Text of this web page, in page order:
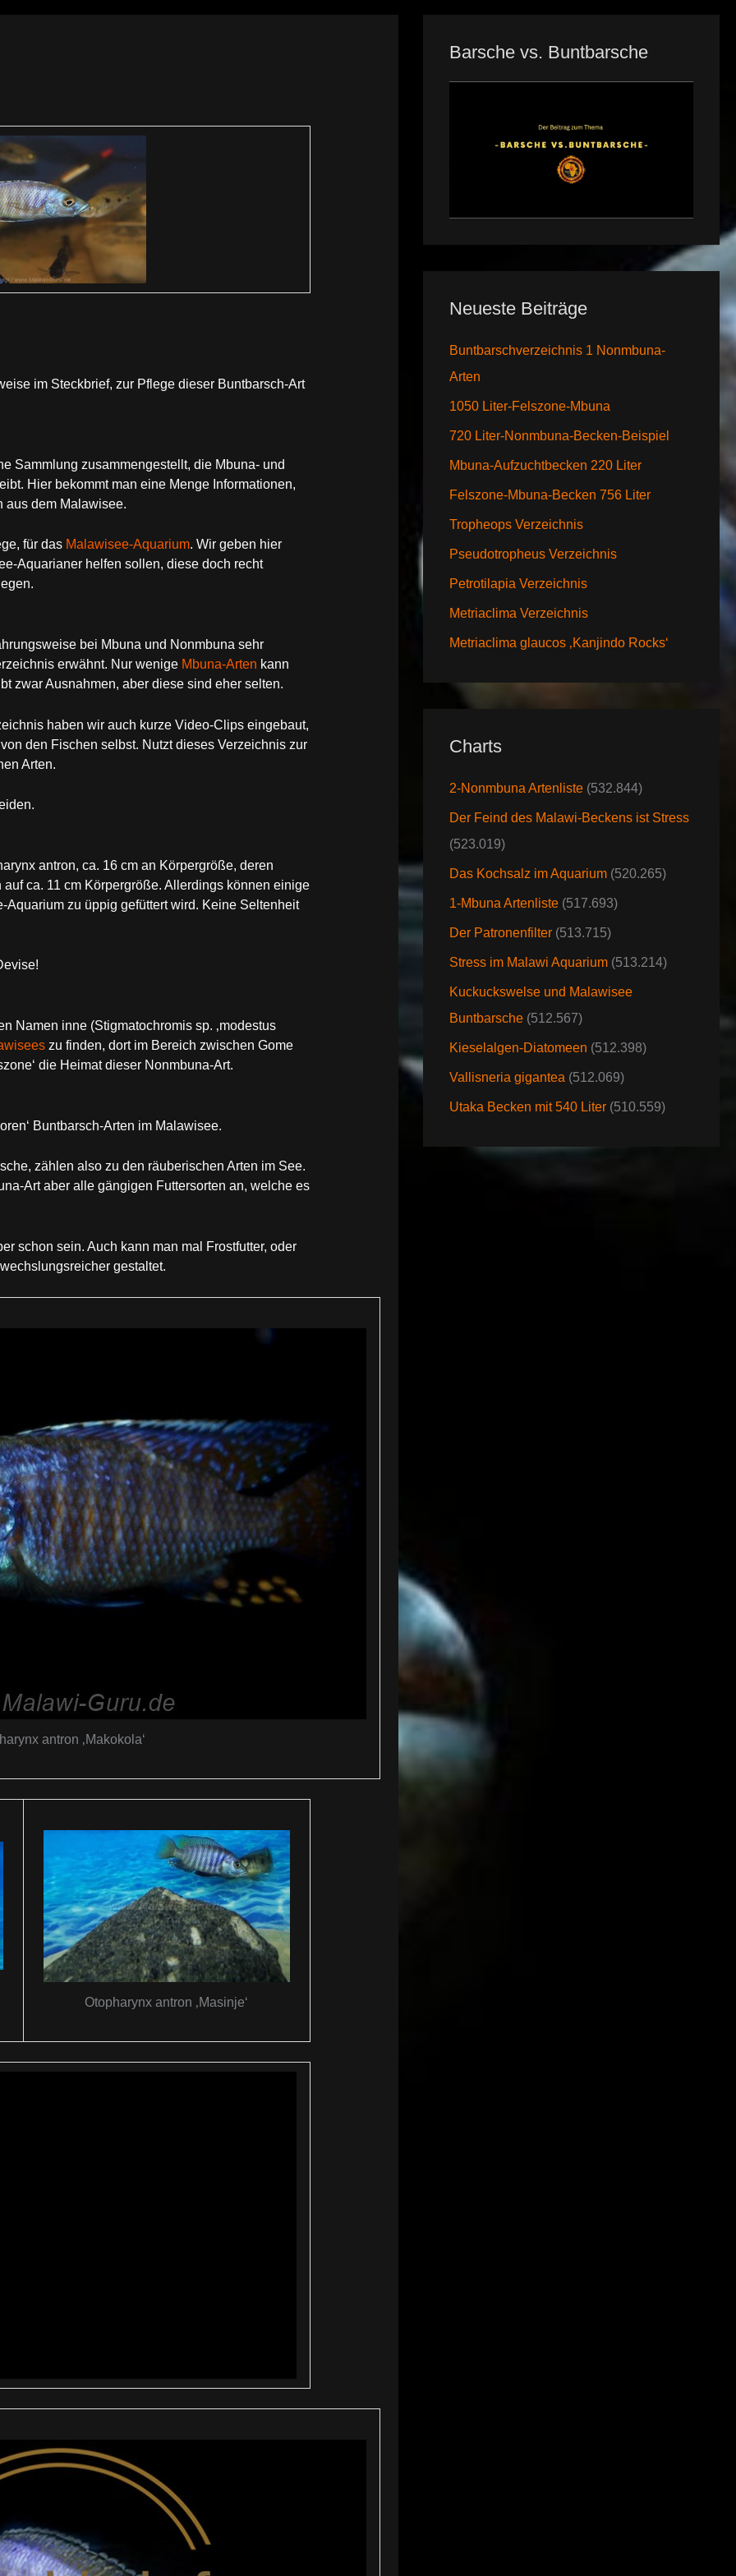
im Steckbrief, zur Pflege dieser Buntbarsch-Art
Sammlung zusammengestellt, die Mbuna- und
Hier bekommt man eine Menge Informationen,
aus dem Malawisee.
für das Malawisee-Aquarium. Wir geben hier
Aquarianer helfen sollen, diese doch recht
bei Mbuna und Nonmbuna sehr
erwähnt. Nur wenige Mbuna-Arten kann
zwar Ausnahmen, aber diese sind eher selten.
haben wir auch kurze Video-Clips eingebaut,
den Fischen selbst. Nutzt dieses Verzeichnis zur
Arten.
antron, ca. 16 cm an Körpergröße, deren
ca. 11 cm Körpergröße. Allerdings können einige
zu üppig gefüttert wird. Keine Seltenheit
Namen inne (Stigmatochromis sp. ‚modestus
zu finden, dort im Bereich zwischen Gome
die Heimat dieser Nonmbuna-Art.
Buntbarsch-Arten im Malawisee.
zählen also zu den räuberischen Arten im See.
Art aber alle gängigen Futtersorten an, welche es
schon sein. Auch kann man mal Frostfutter, oder
gestaltet.
antron ‚Makokola‘
Otopharynx antron ‚Masinje‘
Barsche vs. Buntbarsche
Neueste Beiträge
Buntbarschverzeichnis 1 Nonmbuna-
Arten
1050 Liter-Felszone-Mbuna
720 Liter-Nonmbuna-Becken-Beispiel
Mbuna-Aufzuchtbecken 220 Liter
Felszone-Mbuna-Becken 756 Liter
Tropheops Verzeichnis
Pseudotropheus Verzeichnis
Petrotilapia Verzeichnis
Metriaclima Verzeichnis
Metriaclima glaucos ‚Kanjindo Rocks‘
Charts
2-Nonmbuna Artenliste (532.844)
Der Feind des Malawi-Beckens ist Stress
(523.019)
Das Kochsalz im Aquarium (520.265)
1-Mbuna Artenliste (517.693)
Der Patronenfilter (513.715)
Stress im Malawi Aquarium (513.214)
Kuckuckswelse und Malawisee
Buntbarsche (512.567)
Kieselalgen-Diatomeen (512.398)
Vallisneria gigantea (512.069)
Utaka Becken mit 540 Liter (510.559)